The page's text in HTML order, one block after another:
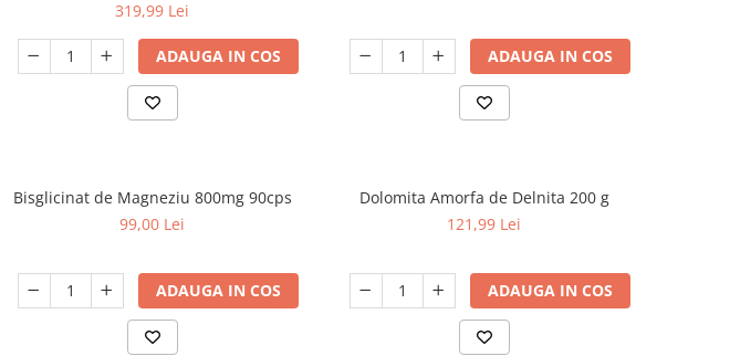
Capsule
319,99 Lei
ADAUGA IN COS ADAUGA IN COS
Bisglicinat de Magneziu 800mg 90cps
99,00 Lei
ADAUGA IN COS
Dolomita Amorfa de Delnita 200 g
121,99 Lei
ADAUGA IN COS